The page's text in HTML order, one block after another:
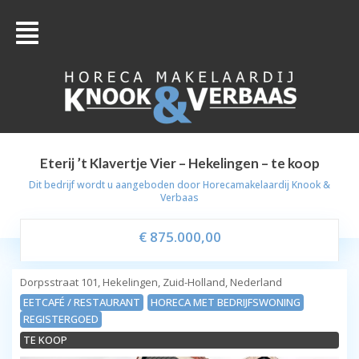
Eterij ’t Klavertje Vier – Hekelingen – te koop
Dit bedrijf wordt u aangeboden doorHorecamakelaardij Knook &
Verbaas
€ 875.000,00
Dorpsstraat 101, Hekelingen, Zuid-Holland, Nederland
EETCAFÉ / RESTAURANT
HORECA MET BEDRIJFSWONING
REGISTERGOED
TE KOOP